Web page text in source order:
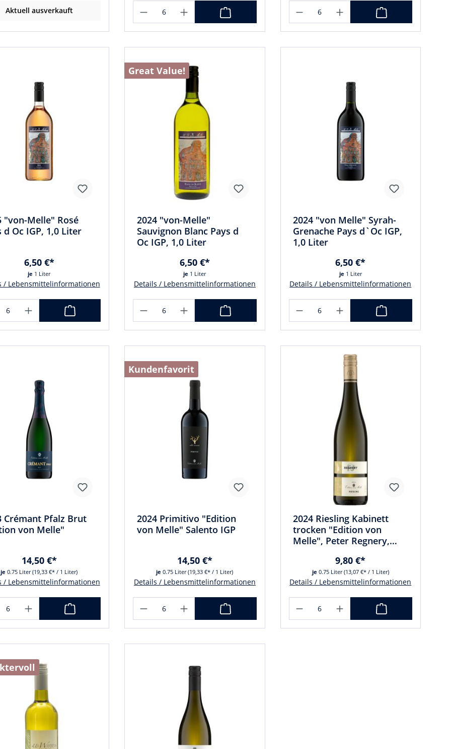
Aktuell ausverkauft
"von-Melle" Rosé
d Oc IGP, 1,0 Liter
je 1 Liter
6,50 €*
/ Lebensmittelinformationen
Great Value!
2024 "von-Melle"
Sauvignon Blanc Pays d
Oc IGP, 1,0 Liter
je 1 Liter
6,50 €*
Details / Lebensmittelinformationen
2024 "von Melle" Syrah-
Grenache Pays d`Oc IGP,
1,0 Liter
je 1 Liter
6,50 €*
Details / Lebensmittelinformationen
Crémant Pfalz Brut
von Melle"
je0.75 Liter(19,33 €* / 1 Liter)
14,50 €*
/ Lebensmittelinformationen
Kundenfavorit
2024 Primitivo "Edition
von Melle" Salento IGP
je0.75 Liter(19,33 €* / 1 Liter)
14,50 €*
Details / Lebensmittelinformationen
2024 Riesling Kabinett
trocken "Edition von
Melle", Peter Regnery,
je 0.75 Liter(13,07 €* / 1 Liter)
9,80 €*
Details / Lebensmittelinformationen